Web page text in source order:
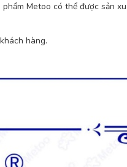
Metoo có thể được sản
hàng.